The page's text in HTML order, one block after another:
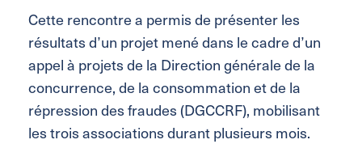
Cette rencontre a permis de présenter les
résultats d’un projet mené dans le cadre d’un
appel à projets de la Direction générale de la
concurrence, de la consommation et de la
répression des fraudes (DGCCRF), mobilisant
les trois associations durant plusieurs mois.